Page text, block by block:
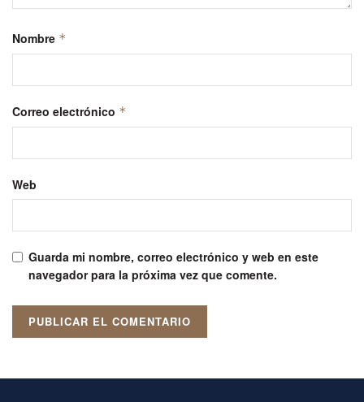
Nombre *
Correo electrónico *
Web
Guarda mi nombre, correo electrónico y web en este
navegador para la próxima vez que comente.